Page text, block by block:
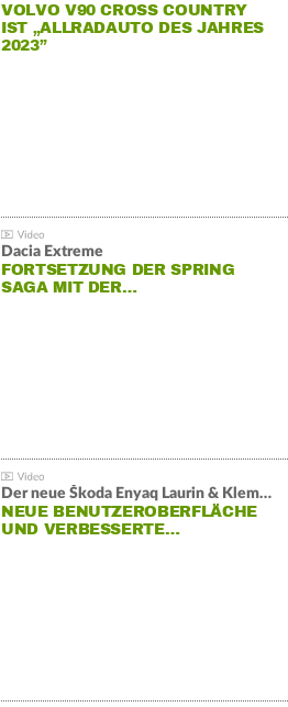
VOLVO V90 CROSS COUNTRY
IST „ALLRADAUTO DES JAHRES
2023”
Dacia Extreme
FORTSETZUNG DER SPRING
SAGA MIT DER…
Der neue Škoda Enyaq Laurin & Klement
NEUE BENUTZEROBERFLÄCHE
UND VERBESSERTE…